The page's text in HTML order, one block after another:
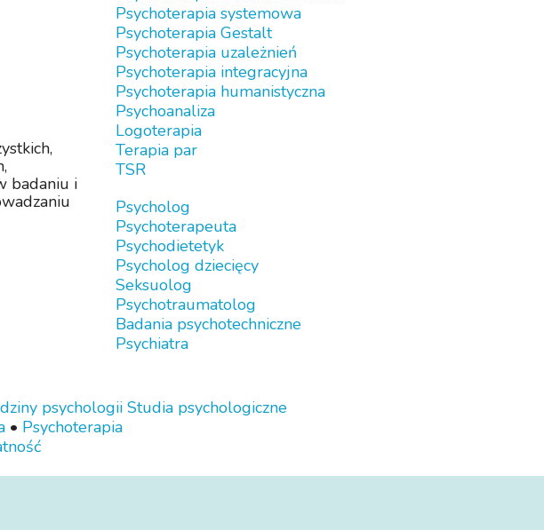
badaniu i
Psychoterapia systemowa
Psychoterapia Gestalt
Psychoterapia uzależnień
Psychoterapia integracyjna
Psychoterapia humanistyczna
Psychoanaliza
Logoterapia
Terapia par
TSR
Psycholog
Psychoterapeuta
Psychodietetyk
Psycholog dziecięcy
Seksuolog
Psychotraumatolog
Badania psychotechniczne
Psychiatra
psychologii Studia psychologiczne
• Psychoterapia